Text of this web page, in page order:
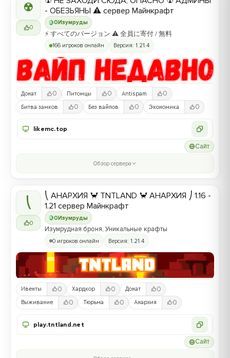
☢
0
0 Изумруды
- ОБЕЗЬЯНЫ ⚠ сервер Майнкрафт
⚡ すべてのバージョン ⚠ 全員に寄付 / 無料
166 игроков онлайн Версия: 1.21.4
Донат 0 Питомцы 0 Antispam 0
Битва замков 0 Без вайпов 0 Экономика 0
likemc.top
Сайт
Обзор сервера
⎝
0
0Изумруды
⎝ АНАРХИЯ 🦀 TNTLAND 🦀 АНАРХИЯ ⎠ 1.16 -
1.21 сервер Майнкрафт
Изумрудная броня, Уникальные крафты
0 игроков онлайн Версия: 1.21.4
Ивенты 0 Хардкор 0 Донат 0
Выживание 0 Тюрьма 0 Анархия 0
play.tntland.net
Сайт